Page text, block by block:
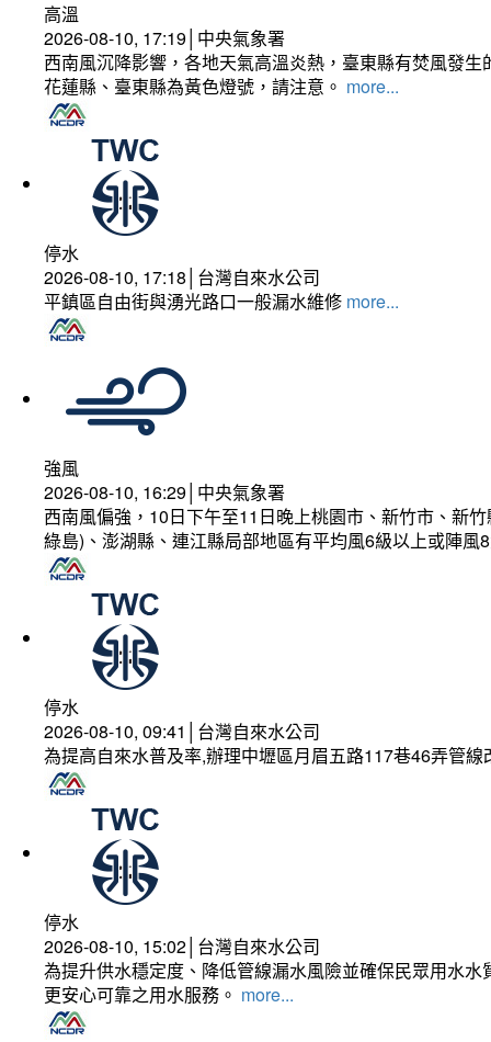
高溫
2026-08-10, 17:19│中央氣象署
西南風沉降影響，各地天氣高溫炎熱，臺東縣有焚風發
花蓮縣、臺東縣為黃色燈號，請注意。 more...
停水
2026-08-10, 17:18│台灣自來水公司
平鎮區自由街與湧光路口一般漏水維修 more...
強風
2026-08-10, 16:29│中央氣象署
西南風偏強，10日下午至11日晚上桃園市、新竹市、新
綠島)、澎湖縣、連江縣局部地區有平均風6級以上或陣
停水
2026-08-10, 09:41│台灣自來水公司
為提高自來水普及率,辦理中壢區月眉五路117巷46弄管
停水
2026-08-10, 15:02│台灣自來水公司
為提升供水穩定度、降低管線漏水風險並確保民眾用水
更安心可靠之用水服務。 more...